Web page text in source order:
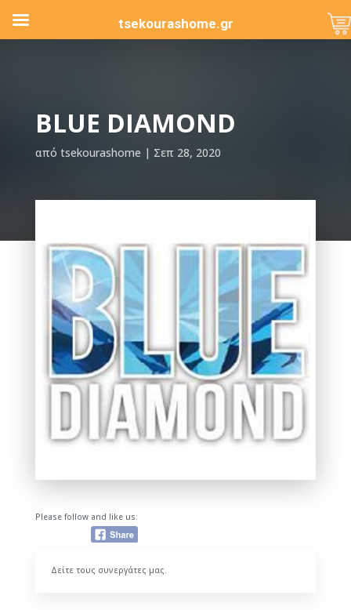
BLUE DIAMOND
από tsekourashome Σεπ 28, 2020
Please follow and like us:
Δείτε τους συνεργάτες μας.
tsekourashome.gr